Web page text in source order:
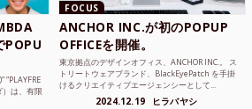
POPU
“PLAYFRE
は、有限
FOCUS
ANCHOR INC.が初のPOPUP
OFFICEを開催。
東京拠点のデザインオフィス、ANCHOR INC.。 ス
トリートウェアブランド、BlackEyePatch を手掛
けるクリエイティブエージェンシーとして...
2024.12.19 ヒラバヤシ